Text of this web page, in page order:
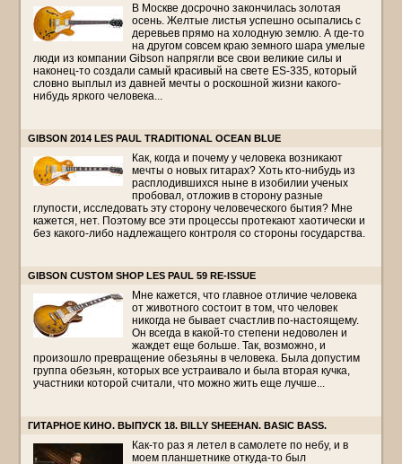
В Москве досрочно закончилась золотая
осень. Желтые листья успешно осыпались с
деревьев прямо на холодную землю. А где-то
на другом совсем краю земного шара умелые
люди из компании Gibson напрягли все свои великие силы и
наконец-то создали самый красивый на свете ES-335, который
словно выплыл из давней мечты о роскошной жизни какого-
нибудь яркого человека...
GIBSON 2014 LES PAUL TRADITIONAL OCEAN BLUE
Как, когда и почему у человека возникают
мечты о новых гитарах? Хоть кто-нибудь из
расплодившихся ныне в изобилии ученых
пробовал, отложив в сторону разные
глупости, исследовать эту сторону человеческого бытия? Мне
кажется, нет. Поэтому все эти процессы протекают хаотически и
без какого-либо надлежащего контроля со стороны государства.
GIBSON CUSTOM SHOP LES PAUL 59 RE-ISSUE
Мне кажется, что главное отличие человека
от животного состоит в том, что человек
никогда не бывает счастлив по-настоящему.
Он всегда в какой-то степени недоволен и
жаждет еще больше. Так, возможно, и
произошло превращение обезьяны в человека. Была допустим
группа обезьян, которых все устраивало и была вторая кучка,
участники которой считали, что можно жить еще лучше...
ГИТАРНОЕ КИНО. ВЫПУСК 18. BILLY SHEEHAN. BASIC BASS.
Как-то раз я летел в самолете по небу, и в
моем планшетнике откуда-то был